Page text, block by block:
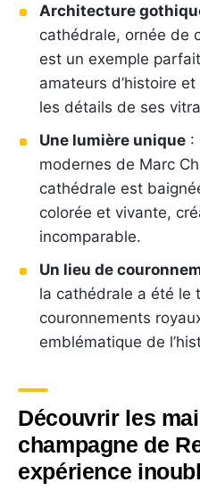
Architecture
cathédrale, ornée de
est un exemple
amateurs d’histoire
les détails de ses
Une lumière unique :
modernes de Marc
cathédrale est
colorée et vivante,
incomparable.
Un lieu de
la cathédrale a été le
couronnements
emblématique de
Découvrir les
champagne de
expérience